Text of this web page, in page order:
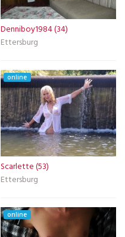
Denniboy1984 (34)
Ettersburg
online
Scarlette (53)
Ettersburg
online